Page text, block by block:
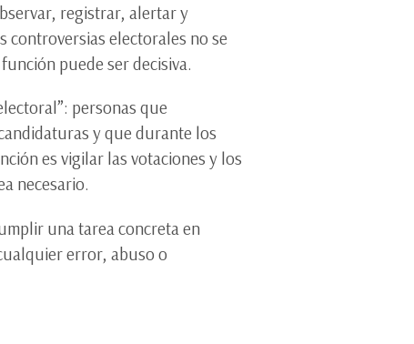
registrar, alertar y
controversias electorales no se
puede ser decisiva.
personas que
y que durante los
es vigilar las votaciones y los
necesario.
una tarea concreta en
error, abuso o